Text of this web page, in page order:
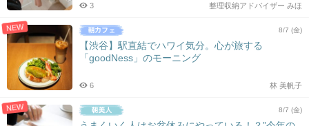
整理収納アドバイザー みほ
3
NEW 8/7 (金)
【渋谷】駅直結でハワイ気分。心が旅する
「goodNess」のモーニング
林 美帆子
6
NEW 8/7 (金)